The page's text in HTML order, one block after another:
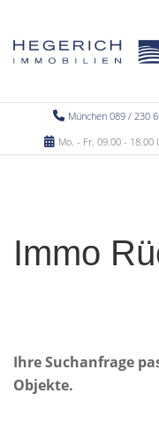
München 089 / 230
Mo. - Fr. 09.00 - 18.00
Immo
Ihre Suchanfrage
Objekte.